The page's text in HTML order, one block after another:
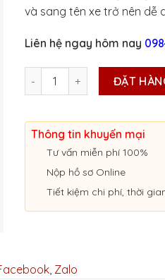
và sang tên xe trở nên dễ
Liên hệ ngay hôm nay
DỊCH VỤ RÚT GỐC, SANG
ĐẶT
Thông tin khuyến mại
Tư vấn miễn phí 100%
Nộp hồ sơ Online
Tiết kiệm chi phí, thời
, Zalo